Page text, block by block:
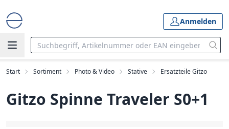
Anmelden
Start Sortiment Photo & Video Stative Ersatzteile Gitzo
Gitzo Spinne Traveler S0+1